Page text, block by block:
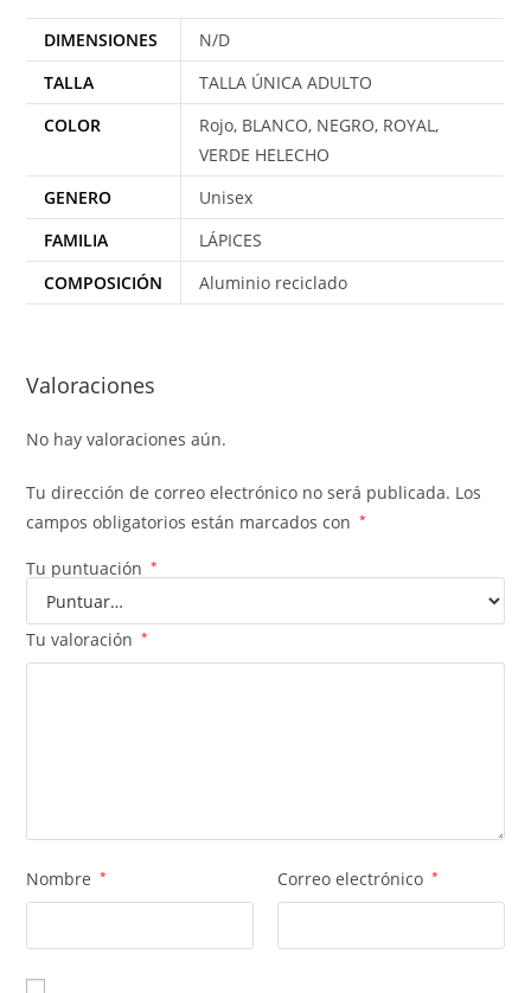
DIMENSIONES
N/D
TALLA
TALLA ÚNICA ADULTO
COLOR
Rojo, BLANCO, NEGRO, ROYAL,
VERDE HELECHO
GENERO
Unisex
FAMILIA
LÁPICES
COMPOSICIÓN
Aluminio reciclado
Valoraciones
No hay valoraciones aún.
Tu dirección de correo electrónico no será publicada. Los
campos obligatorios están marcados con
*
Tu puntuación *
Tu valoración *
Nombre * Correo electrónico *